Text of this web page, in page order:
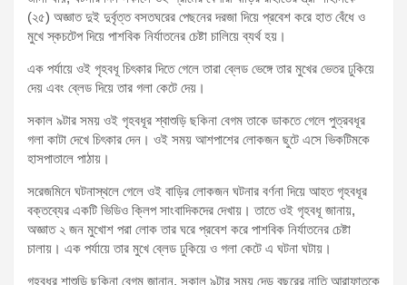
(২৫) অজ্ঞাত দুই দুর্বৃত্ত বসতঘরের পেছনের দরজা দিয়ে প্রবেশ করে হাত বেঁধে ও
মুখে স্কচটেপ দিয়ে পাশবিক নির্যাতনের চেষ্টা চালিয়ে ব্যর্থ হয়।
এক পর্যায়ে ওই গৃহবধূ চিৎকার দিতে গেলে তারা ব্লেড ভেঙ্গে তার মুখের ভেতর ঢুকিয়ে
দেয় এবং ব্লেড দিয়ে তার গলা কেটে দেয়।
সকাল ৯টার সময় ওই গৃহবধূর শ্বাশুড়ি ছকিনা বেগম তাকে ডাকতে গেলে পুত্রবধূর
গলা কাটা দেখে চিৎকার দেন। ওই সময় আশপাশের লোকজন ছুটে এসে ভিকটিমকে
হাসপাতালে পাঠায়।
সরেজমিনে ঘটনাস্থলে গেলে ওই বাড়ির লোকজন ঘটনার বর্ণনা দিয়ে আহত গৃহবধূর
বক্তব্যের একটি ভিডিও ক্লিপ সাংবাদিকদের দেখায়। তাতে ওই গৃহবধূ জানায়,
অজ্ঞাত ২ জন মুখোশ পরা লোক তার ঘরে প্রবেশ করে পাশবিক নির্যাতনের চেষ্টা
চালায়। এক পর্যায়ে তার মুখে ব্লেড ঢুকিয়ে ও গলা কেটে এ ঘটনা ঘটায়।
গৃহবধূর শাশুড়ি ছকিনা বেগম জানান, সকাল ৯টার সময় দেড় বছরের নাতি আরাফাতকে